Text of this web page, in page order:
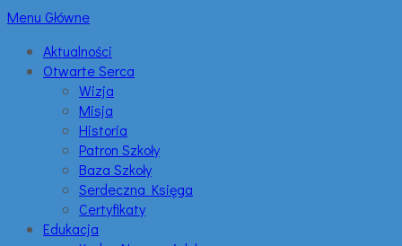
Menu Główne
Aktualności
Otwarte Serca
Wizja
Misja
Historia
Patron Szkoły
Baza Szkoły
Serdeczna Księga
Certyfikaty
Edukacja